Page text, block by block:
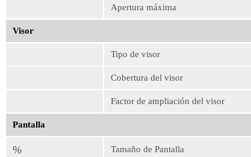
Apertura máxima
Visor
Tipo de visor
Cobertura del visor
Factor de ampliación del visor
Pantalla
% Tamaño de Pantalla